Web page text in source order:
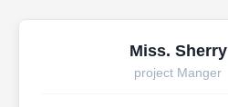
Miss. Sherry
project Manger